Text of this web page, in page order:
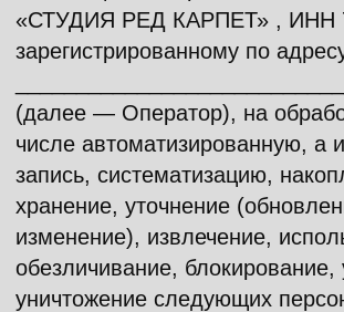
изменение), извлечение, использование,
обезличивание, блокирование, удаление,
уничтожение следующих персональных
фамилия, имя, отчество;
адрес места жительства/пребывания;
номер мобильного телефона;
адрес электронной почты (email);
история запросов и просмотров на сайте
festivalpilot.ru/(далее — Сайт) и его
сервисах;
файлы cookie, сведения о
местоположении пользователя, сведения